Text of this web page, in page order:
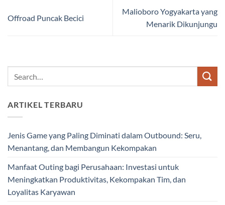
Offroad Puncak Becici
Malioboro Yogyakarta yang
Menarik Dikunjungu
ARTIKEL TERBARU
Jenis Game yang Paling Diminati dalam Outbound: Seru,
Menantang, dan Membangun Kekompakan
Manfaat Outing bagi Perusahaan: Investasi untuk
Meningkatkan Produktivitas, Kekompakan Tim, dan
Loyalitas Karyawan